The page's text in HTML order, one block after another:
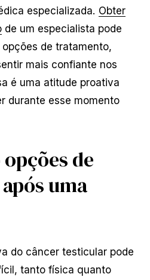
especializada. Obter
de um especialista pode
de tratamento,
mais confiante nos
é uma atitude proativa
durante esse momento
de
uma
do câncer testicular pode
tanto física quanto